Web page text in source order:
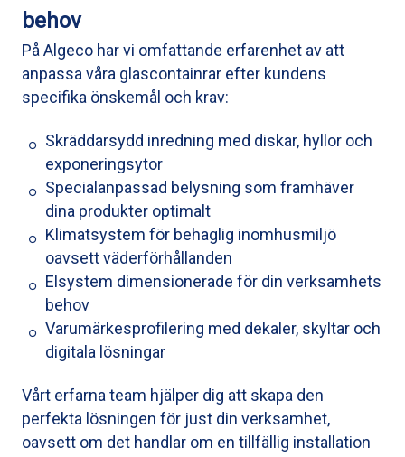
behov
På Algeco har vi omfattande erfarenhet av att
anpassa våra glascontainrar efter kundens
specifika önskemål och krav:
Skräddarsydd inredning med diskar, hyllor och
exponeringsytor
Specialanpassad belysning som framhäver
dina produkter optimalt
Klimatsystem för behaglig inomhusmiljö
oavsett väderförhållanden
Elsystem dimensionerade för din verksamhets
behov
Varumärkesprofilering med dekaler, skyltar och
digitala lösningar
Vårt erfarna team hjälper dig att skapa den
perfekta lösningen för just din verksamhet,
oavsett om det handlar om en tillfällig installation